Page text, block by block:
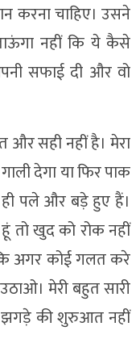
करना चाहिए। उसने
नहीं कि ये कैसे
सफाई दी और वो
और सही नहीं है। मेरा
देगा या फिर पाक
पले और बड़े हुए हैं।
तो खुद को रोक नहीं
कि अगर कोई गलत करे
मेरी बहुत सारी
की शुरुआत नहीं